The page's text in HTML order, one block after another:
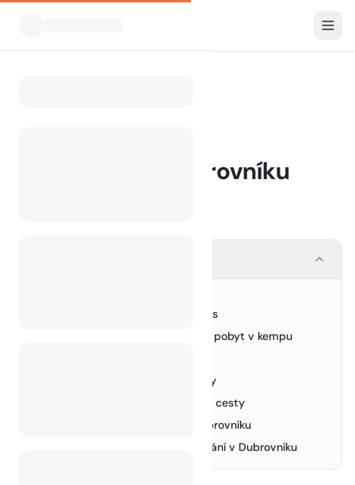
Kempování v Dubrovníku
Campsite Comforts and Features
Nezbytnosti pro bezproblémový pobyt v kempu
Večerní kouzlo a zábavné aktivity
Místní poklady a neprozkoumané cesty
Odhalení jedinečné mozaiky Dubrovníku
Často kladené dotazy - Kempování v Dubrovníku